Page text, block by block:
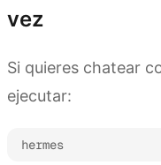
vez
Si quieres chatear
ejecutar:
hermes